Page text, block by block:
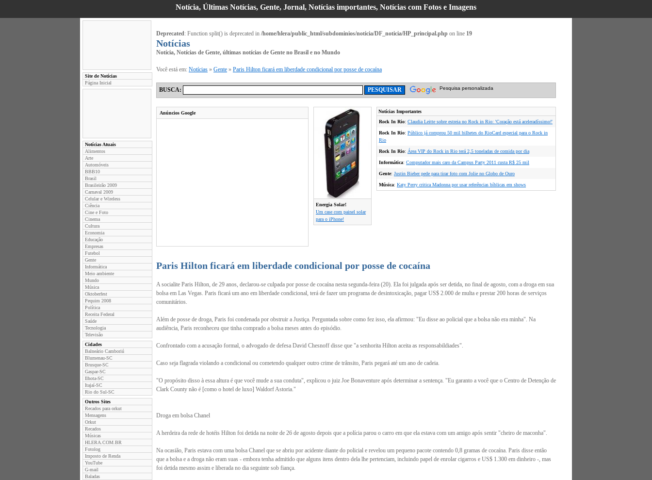
Notícia, Últimas Notícias, Gente, Jornal, Notícias importantes, Notícias com Fotos e Imagens
Site de Notícias
Página Inicial
Notícias Atuais
Alimentos
Arte
Automóveis
BBB10
Brasil
Brasileirão 2009
Carnaval 2009
Celular e Wireless
Ciência
Cine e Foto
Cinema
Cultura
Economia
Educação
Empresas
Futebol
Gente
Informática
Meio ambiente
Mundo
Música
Oktoberfest
Pequim 2008
Política
Receita Federal
Saúde
Tecnologia
Televisão
Cidades
Balneário Camboriú
Blumenau-SC
Brusque-SC
Gaspar-SC
Ilhota-SC
Itajaí-SC
Rio do Sul-SC
Outros Sites
Recados para orkut
Mensagens
Orkut
Recados
Músicas
HLERA.COM.BR
Fotolog
Imposto de Renda
YouTube
G-mail
Baladas
Deprecated: Function split() is deprecated in /home/hlera/public_html/subdominios/noticia/DF_noticia/HP_principal.php on line 19
Notícias
Notícia, Notícias de Gente, últimas notícias de Gente no Brasil e no Mundo
Você está em: Notícias » Gente » Paris Hilton ficará em liberdade condicional por posse de cocaína
BUSCA: Pesquisa personalizada
Anúncios Google
Energia Solar!
Um case com painel solar
para o iPhone!
Notícias Importantes
Rock In Rio: Claudia Leitte sobre estreia no Rock in Rio: 'Coração está aceleradíssimo!'
Rock In Rio: Público já comprou 50 mil bilhetes do RioCard especial para o Rock in
Rio
Rock In Rio: Área VIP do Rock in Rio terá 2,5 toneladas de comida por dia
Informática: Computador mais caro da Campus Party 2011 custa R$ 25 mil
Gente: Justin Bieber pede para tirar foto com Jolie no Globo de Ouro
Música: Katy Perry critica Madonna por usar referências bíblicas em shows
Paris Hilton ficará em liberdade condicional por posse de cocaína
A socialite Paris Hilton, de 29 anos, declarou-se culpada por posse de cocaína nesta segunda-feira (20). Ela foi julgada após ser detida, no final de agosto, com a droga em sua
bolsa em Las Vegas. Paris ficará um ano em liberdade condicional, terá de fazer um programa de desintoxicação, pagar US$ 2.000 de multa e prestar 200 horas de serviços
comunitários.
Além de posse de droga, Paris foi condenada por obstruir a Justiça. Perguntada sobre como fez isso, ela afirmou: "Eu disse ao policial que a bolsa não era minha". Na
audiência, Paris reconheceu que tinha comprado a bolsa meses antes do episódio.
Confrontado com a acusação formal, o advogado de defesa David Chesnoff disse que "a senhorita Hilton aceita as responsabildiades".
Caso seja flagrada violando a condicional ou cometendo qualquer outro crime de trânsito, Paris pegará até um ano de cadeia.
"O propósito disso à essa altura é que você mude a sua conduta", explicou o juiz Joe Bonaventure após determinar a sentença. "Eu garanto a você que o Centro de Detenção de
Clark County não é [como o hotel de luxo] Waldorf Astoria."
Droga em bolsa Chanel
A herdeira da rede de hotéis Hilton foi detida na noite de 26 de agosto depois que a polícia parou o carro em que ela estava com um amigo após sentir "cheiro de maconha".
Na ocasião, Paris estava com uma bolsa Chanel que se abriu por acidente diante do policial e revelou um pequeno pacote contendo 0,8 gramas de cocaína. Paris disse então
que a bolsa e a droga não eram suas - embora tenha admitido que alguns itens dentro dela lhe pertenciam, incluindo papel de enrolar cigarros e US$ 1.300 em dinheiro -, mas
foi detida mesmo assim e liberada no dia seguinte sob fiança.